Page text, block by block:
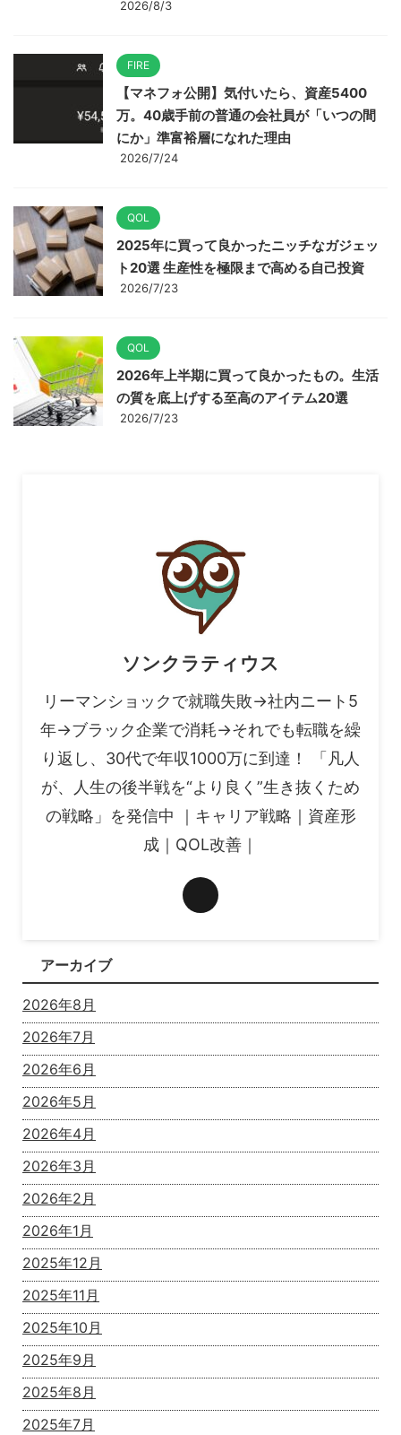
2026/8/3
FIRE
【マネフォ公開】気付いたら、資産5400
万。40歳手前の普通の会社員が「いつの間
にか」準富裕層になれた理由
2026/7/24
QOL
2025年に買って良かったニッチなガジェッ
ト20選 生産性を極限まで高める自己投資
2026/7/23
QOL
2026年上半期に買って良かったもの。生活
の質を底上げする至高のアイテム20選
2026/7/23
ソンクラティウス
リーマンショックで就職失敗→社内ニート5
年→ブラック企業で消耗→それでも転職を繰
り返し、30代で年収1000万に到達！ 「凡人
が、人生の後半戦を“より良く”生き抜くため
の戦略」を発信中 ｜キャリア戦略｜資産形
成｜QOL改善｜
アーカイブ
2026年8月
2026年7月
2026年6月
2026年5月
2026年4月
2026年3月
2026年2月
2026年1月
2025年12月
2025年11月
2025年10月
2025年9月
2025年8月
2025年7月